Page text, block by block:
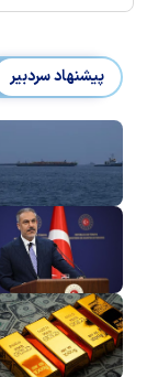
پیشنهاد سردبیر